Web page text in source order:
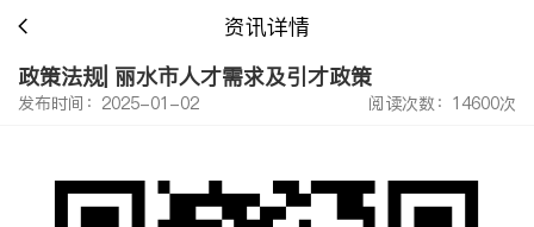
资讯详情
政策法规| 丽水市人才需求及引才政策
发布时间：2025-01-02 阅读次数：14600次